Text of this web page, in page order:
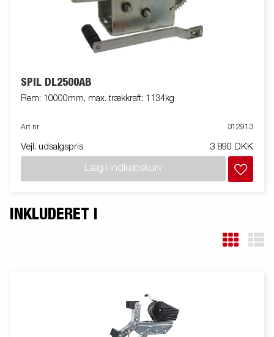
SPIL DL2500AB
Rem: 10000mm, max. trækkraft: 1134kg
Art nr 312913
Vejl. udsalgspris 3 890 DKK
Læg i indkøbskurv
INKLUDERET I